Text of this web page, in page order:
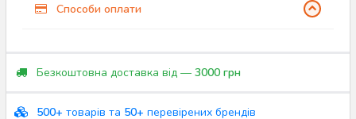
Способи оплати
Безкоштовна доставка від — 3000 грн
500+ товарів та 50+ перевірених брендів